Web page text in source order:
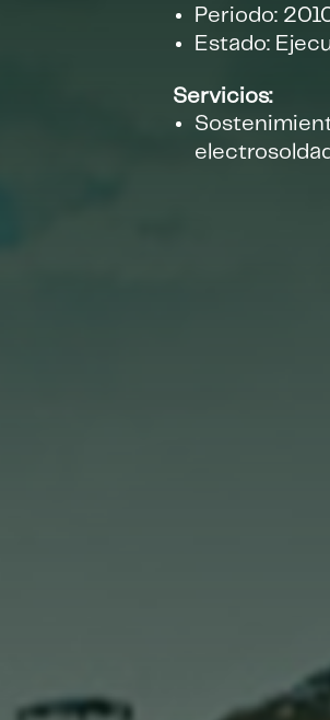
Periodo:
Estado:
Servicios: